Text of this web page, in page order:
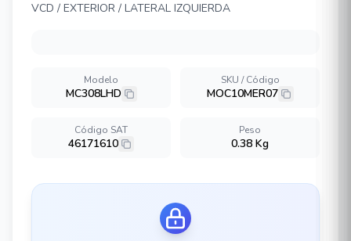
VCD / EXTERIOR / LATERAL IZQUIERDA
Modelo
MC308LHD
SKU / Código
MOC10MER07
Código SAT
46171610
Peso
0.38 Kg